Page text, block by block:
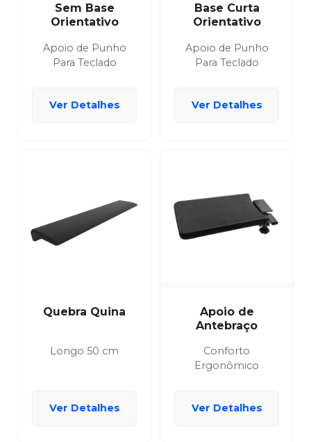
Sem Base
Orientativo
Apoio de Punho
Para Teclado
Ver Detalhes
Base Curta
Orientativo
Apoio de Punho
Para Teclado
Ver Detalhes
Quebra Quina
Longo 50 cm
Ver Detalhes
Apoio de
Antebraço
Conforto
Ergonômico
Ver Detalhes